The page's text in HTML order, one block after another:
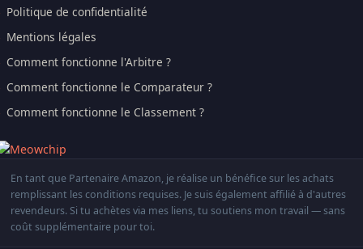
Politique de confidentialité
Mentions légales
Comment fonctionne l'Arbitre ?
Comment fonctionne le Comparateur ?
Comment fonctionne le Classement ?
En tant que Partenaire Amazon, je réalise un bénéfice sur les achats
remplissant les conditions requises. Je suis également affilié à d'autres
revendeurs. Si tu achètes via mes liens, tu soutiens mon travail — sans
coût supplémentaire pour toi.